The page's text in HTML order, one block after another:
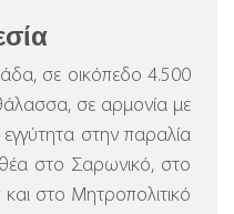
σε οικόπεδο 4.500
σε αρμονία με
στην παραλία
στο Σαρωνικό, στο
στο Μητροπολιτικό